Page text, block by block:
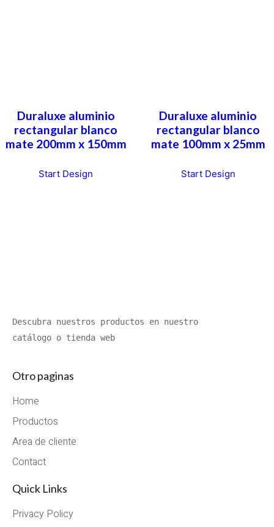
Duraluxe aluminio
rectangular blanco
mate 200mm x 150mm
Start Design
Duraluxe aluminio
rectangular blanco
mate 100mm x 25mm
Start Design
Descubra nuestros productos en nuestro
catálogo o tienda web
Otro paginas
Home
Productos
Area de cliente
Contact
Quick Links
Privacy Policy